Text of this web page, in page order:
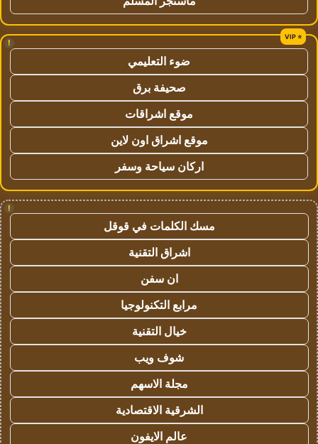
!
ضوء التعليمي
صحيفة برق
موقع اشراقات
موقع اشراق اون لاين
اركان سياحة وسفر
!
مسك الكلمات في قوقل
اشراق التقنية
ان سفن
مرابع التكنولوجيا
خيال التقنية
شوف ويب
مجلة الاسهم
الشرقية الاقتصادية
عالم الايفون